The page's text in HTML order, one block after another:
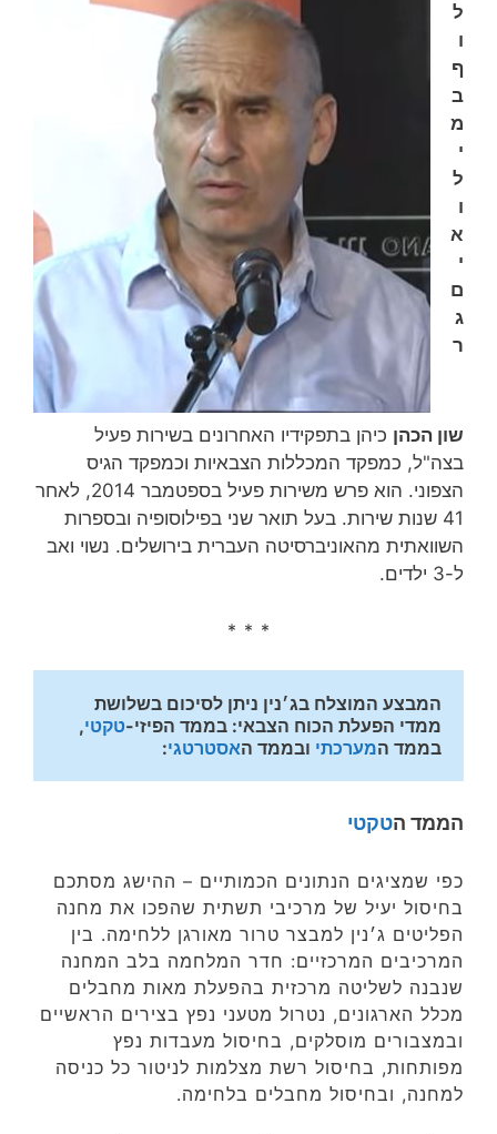
ל
ו
ף
ב
מ
י
ל
ו
א
י
ם
ג
ר
שון הכהן כיהן בתפקידיו האחרונים בשירות פעיל
בצה"ל, כמפקד המכללות הצבאיות וכמפקד הגיס
הצפוני. הוא פרש משירות פעיל בספטמבר 2014, לאחר
41 שנות שירות‏. בעל תואר שני בפילוסופיה ובספרות
השוואתית מהאוניברסיטה העברית בירושלים. נשוי ואב
ל-3 ילדים.
* * *
ממדי הפעלת הכוח הצבאי: בממד הפיזי-טקטי
בממד המערכתי ובממד האסטרטגי:
הממד הטקטי
כפי שמציגים הנתונים הכמותיים – ההישג מסתכם
בחיסול יעיל של מרכיבי תשתית שהפכו את מחנה
הפליטים ג׳נין למבצר טרור מאורגן ללחימה. בין
המרכיבים המרכזיים: חדר המלחמה בלב המחנה
שנבנה לשליטה מרכזית בהפעלת מאות מחבלים
מכלל הארגונים, נטרול מטעני נפץ בצירים הראשיים
ובמצבורים מוסלקים, בחיסול מעבדות נפץ
מפותחות, בחיסול רשת מצלמות לניטור כל כניסה
למחנה, ובחיסול מחבלים בלחימה.